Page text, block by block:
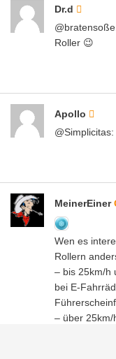
Dr.d
Roller 😉
Apollo
MeinerEiner
Wen es
Rollern
– bis 25km/h
bei E-
– über